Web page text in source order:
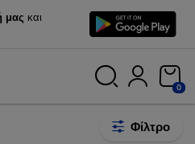
μας και
0
Φίλτρο